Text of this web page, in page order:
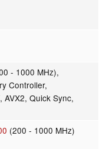
- 1000 MHz),
Controller,
AVX2, Quick Sync,
(200 - 1000 MHz)